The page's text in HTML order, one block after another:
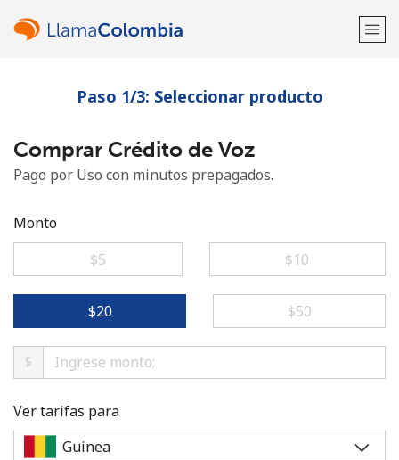
¡Bienvenido!
¿Ya tienes una cuenta?Inicia sesión →
Paso 1/3: Seleccionar producto
Comprar Crédito de Voz
Pago por Uso con minutos prepagados.
Monto
⁦$5⁩
⁦$10⁩
⁦$20⁩ ⁦$50⁩
$
Ver tarifas para